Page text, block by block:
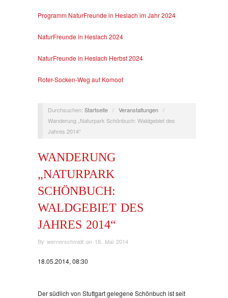
Programm NaturFreunde in Heslach im Jahr 2024
NaturFreunde in Heslach 2024
NaturFreunde in Heslach Herbst 2024
Roter-Socken-Weg auf Komoot
Durchsuchen: Startseite / Veranstaltungen /
Wanderung „Naturpark Schönbuch: Waldgebiet des
Jahres 2014“
WANDERUNG
„NATURPARK
SCHÖNBUCH:
WALDGEBIET DES
JAHRES 2014“
By wernerschmidt on 18. Mai 2014
18.05.2014, 08:30
Der südlich von Stuttgart gelegene Schönbuch ist seit